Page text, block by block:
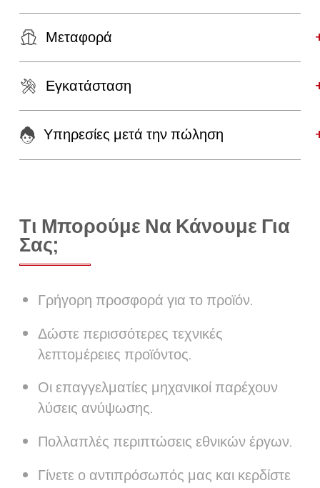
Μεταφορά
Εγκατάσταση
Υπηρεσίες μετά την πώληση
Τι Μπορούμε Να Κάνουμε Για
Σας;
Γρήγορη προσφορά για το προϊόν.
Δώστε περισσότερες τεχνικές
λεπτομέρειες προϊόντος.
Οι επαγγελματίες μηχανικοί παρέχουν
λύσεις ανύψωσης.
Πολλαπλές περιπτώσεις εθνικών έργων.
Γίνετε ο αντιπρόσωπός μας και κερδίστε